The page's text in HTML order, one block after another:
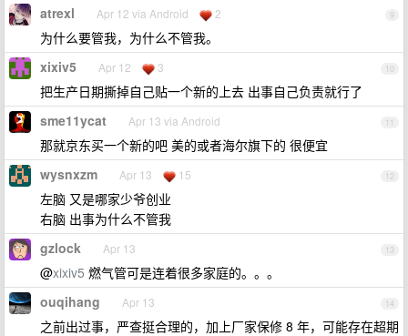
9
atrexl Apr 12 via Android 2
为什么要管我，为什么不管我。
10
xixiv5 Apr 12 3
把生产日期撕掉自己贴一个新的上去 出事自己负责就行了
11
sme11ycat Apr 13 via Android
那就京东买一个新的吧 美的或者海尔旗下的 很便宜
12
wysnxzm Apr 13 15
左脑 又是哪家少爷创业
右脑 出事为什么不管我
13
gzlock Apr 13
@xixiv5 燃气管可是连着很多家庭的。。。
14
ouqihang Apr 13
之前出过事，严查挺合理的，加上厂家保修 8 年，可能存在超期